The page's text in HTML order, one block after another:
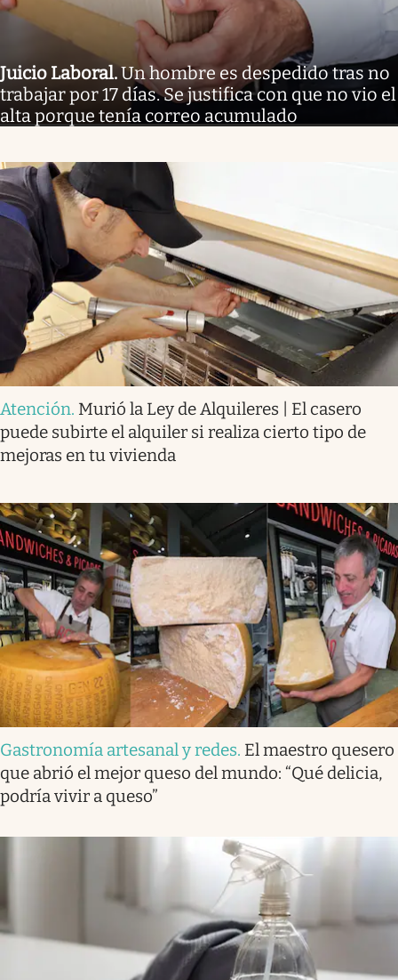
Juicio Laboral.Un hombre es despedido tras no
trabajar por 17 días. Se justifica con que no vio el
alta porque tenía correo acumulado
Atención. Murió la Ley de Alquileres | El casero
puede subirte el alquiler si realiza cierto tipo de
mejoras en tu vivienda
Gastronomía artesanal y redes. El maestro quesero
que abrió el mejor queso del mundo: “Qué delicia,
podría vivir a queso”